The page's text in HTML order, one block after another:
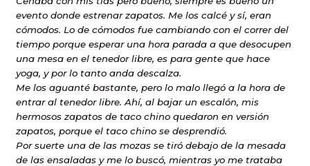
evento donde estrenar zapatos. Me los calcé y sí, eran
cómodos. Lo de cómodos fue cambiando con el correr del
tiempo porque esperar una hora parada a que desocupen
una mesa en el tenedor libre, es para gente que hace
yoga, y por lo tanto anda descalza.
Me los aguanté bastante, pero lo malo llegó a la hora de
entrar al tenedor libre. Ahí, al bajar un escalón, mis
hermosos zapatos de taco chino quedaron en versión
zapatos, porque el taco chino se desprendió.
Por suerte una de las mozas se tiró debajo de la mesada
de las ensaladas y me lo buscó, mientras yo me trataba